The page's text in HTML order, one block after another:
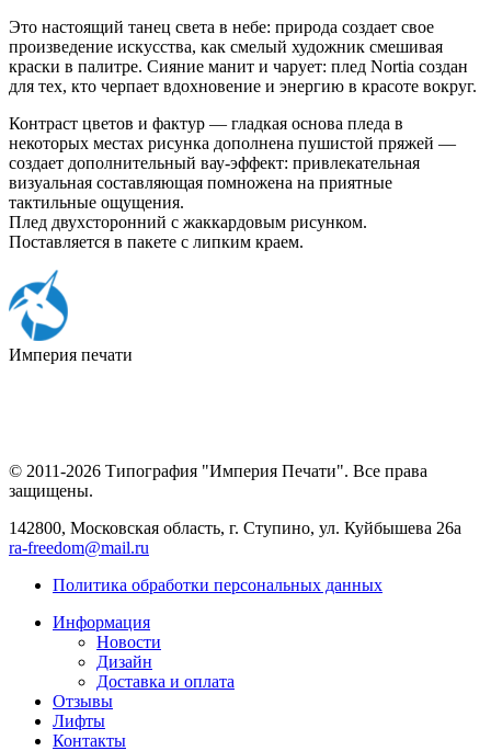
Это настоящий танец света в небе: природа создает свое
произведение искусства, как смелый художник смешивая
краски в палитре. Сияние манит и чарует: плед Nortia создан
для тех, кто черпает вдохновение и энергию в красоте вокруг.
Контраст цветов и фактур — гладкая основа пледа в
некоторых местах рисунка дополнена пушистой пряжей —
создает дополнительный вау-эффект: привлекательная
визуальная составляющая помножена на приятные
тактильные ощущения.
Плед двухсторонний с жаккардовым рисунком.
Поставляется в пакете с липким краем.
Империя печати
© 2011-2026 Типография "Империя Печати". Все права
защищены.
142800, Московская область, г. Ступино, ул. Куйбышева 26а
ra-freedom@mail.ru
Политика обработки персональных данных
Информация
Новости
Дизайн
Доставка и оплата
Отзывы
Лифты
Контакты